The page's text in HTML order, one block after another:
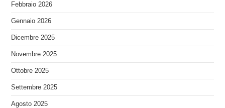
Febbraio 2026
Gennaio 2026
Dicembre 2025
Novembre 2025
Ottobre 2025
Settembre 2025
Agosto 2025